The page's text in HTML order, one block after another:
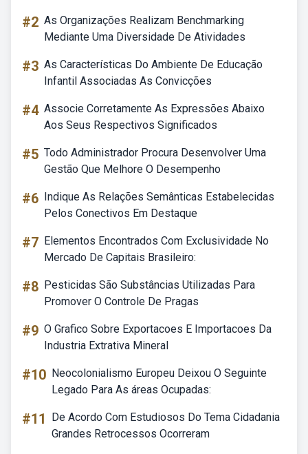
#2 As Organizações Realizam Benchmarking
Mediante Uma Diversidade De Atividades
#3 As Características Do Ambiente De Educação
Infantil Associadas As Convicções
#4 Associe Corretamente As Expressões Abaixo
Aos Seus Respectivos Significados
#5 Todo Administrador Procura Desenvolver Uma
Gestão Que Melhore O Desempenho
#6 Indique As Relações Semânticas Estabelecidas
Pelos Conectivos Em Destaque
#7 Elementos Encontrados Com Exclusividade No
Mercado De Capitais Brasileiro:
#8 Pesticidas São Substâncias Utilizadas Para
Promover O Controle De Pragas
#9 O Grafico Sobre Exportacoes E Importacoes Da
Industria Extrativa Mineral
#10 Neocolonialismo Europeu Deixou O Seguinte
Legado Para As áreas Ocupadas:
#11
De Acordo Com Estudiosos Do Tema Cidadania
Grandes Retrocessos Ocorreram